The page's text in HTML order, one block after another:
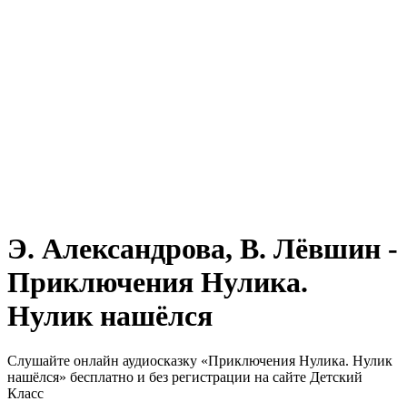
Э. Александрова, В. Лёвшин -
Приключения Нулика.
Нулик нашёлся
Слушайте онлайн аудиосказку «Приключения Нулика. Нулик
нашёлся» бесплатно и без регистрации на сайте Детский
Класс